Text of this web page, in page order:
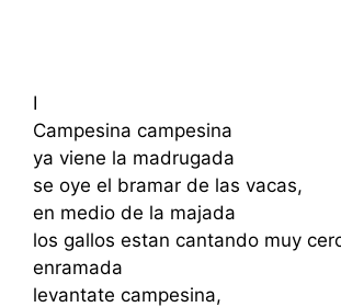
I
Campesina campesina
ya viene la madrugada
se oye el bramar de las vacas,
en medio de la majada
los gallos estan cantando muy
enramada
levantate campesina,